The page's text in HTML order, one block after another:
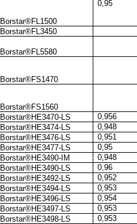
Borstar®FL1500
0,95
Borstar®FL3450
Borstar®FL5580
Borstar®FS1470
Borstar®FS1560
Borstar®HE3470-LS
0,956
Borstar®HE3474-LS
0,948
Borstar®HE3476-LS
0,951
Borstar®HE3477-LS
0,95
Borstar®HE3490-IM
0,948
Borstar®HE3490-LS
0,96
Borstar®HE3492-LS
0,952
Borstar®HE3494-LS
0,953
Borstar®HE3496-LS
0,954
Borstar®HE3497-LS
0,953
Borstar®HE3498-LS
0,953